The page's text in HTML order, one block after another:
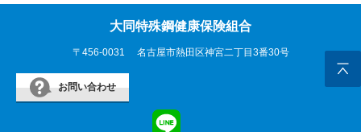
大同特殊鋼健康保険組合
〒456-0031 名古屋市熱田区神宮二丁目3番30号
お問い合わせ